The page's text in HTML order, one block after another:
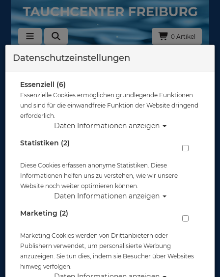
0 Artikel
Zurück
Datenschutzeinstellungen
Essenziell (6)
Essenzielle Cookies ermöglichen grundlegende Funktionen
und sind für die einwandfreie Funktion der Website dringend
erforderlich.
Daten Informationen anzeigen
Statistiken (2)
Diese Cookies erfassen anonyme Statistiken. Diese
Informationen helfen uns zu verstehen, wie wir unsere
Website noch weiter optimieren können.
Daten Informationen anzeigen
Marketing (2)
Marketing Cookies werden von Drittanbietern oder
Publishern verwendet, um personalisierte Werbung
anzuzeigen. Sie tun dies, indem sie Besucher über Websites
hinweg verfolgen.